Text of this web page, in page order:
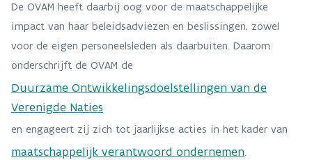
De OVAM heeft daarbij oog voor de maatschappelijke
impact van haar beleidsadviezen en beslissingen, zowel
voor de eigen personeelsleden als daarbuiten. Daarom
onderschrijft de OVAM de
Duurzame Ontwikkelingsdoelstellingen van de
Verenigde Naties
en engageert zij zich tot jaarlijkse acties in het kader van
maatschappelijk verantwoord ondernemen.